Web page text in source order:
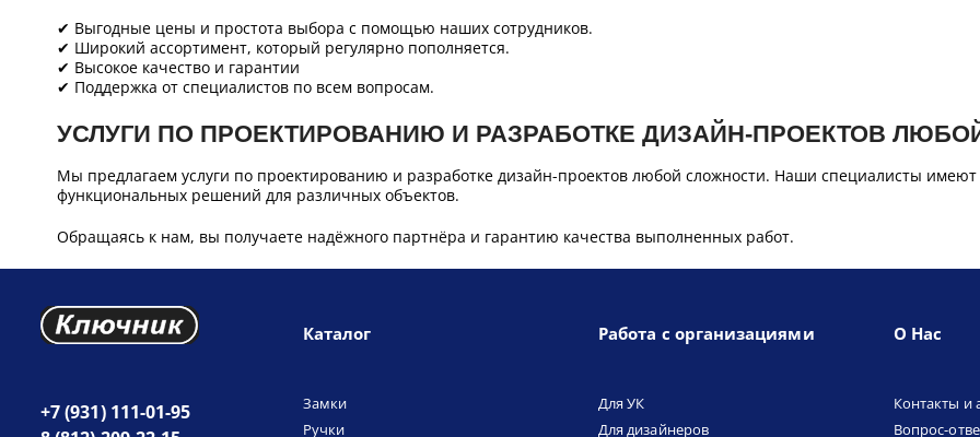
✔ Выгодные цены и простота выбора с помощью наших сотрудников.
✔ Широкий ассортимент, который регулярно пополняется.
✔ Высокое качество и гарантии
✔ Поддержка от специалистов по всем вопросам.
УСЛУГИ ПО ПРОЕКТИРОВАНИЮ И РАЗРАБОТКЕ ДИЗАЙН-ПРОЕКТОВ
Мы предлагаем услуги по проектированию и разработке дизайн-проектов любой сложности. Наши специалисты
функциональных решений для различных объектов.
Обращаясь к нам, вы получаете надёжного партнёра и гарантию качества выполненных работ.
+7 (931) 111-01-95
Каталог
Замки
Ручки
Работа с организациями
Для УК
Для дизайнеров
О Нас
Контакты и
Вопрос-